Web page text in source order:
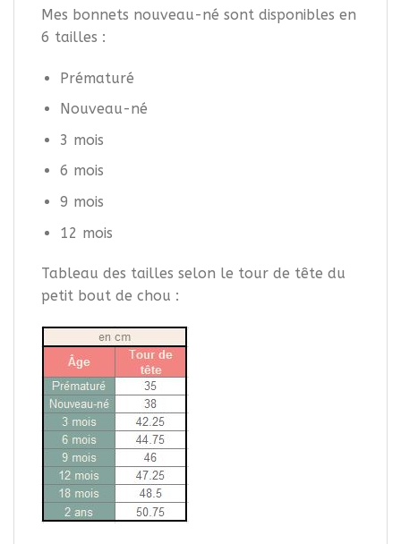
Mes bonnets nouveau-né sont disponibles en
6 tailles :
Prématuré
Nouveau-né
3 mois
6 mois
9 mois
12 mois
Tableau des tailles selon le tour de tête du
petit bout de chou :